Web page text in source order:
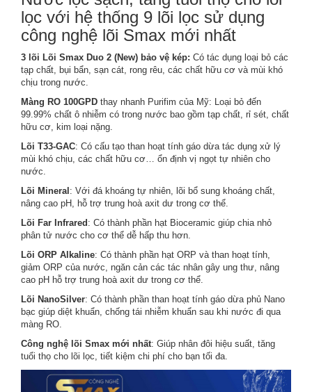
lọc với hệ thống 9 lõi lọc sử dụng
công nghệ lõi Smax mới nhất
3 lõi Lõi Smax Duo 2 (New) bảo vệ kép: Có tác dụng loại bỏ các
tạp chất, bụi bẩn, sạn cát, rong rêu, các chất hữu cơ và mùi khó
chịu trong nước.
Màng RO 100GPD thay nhanh Purifim của Mỹ: Loại bỏ đến
99.99% chất ô nhiễm có trong nước bao gồm tạp chất, rỉ sét, chất
hữu cơ, kim loại nặng.
Lõi T33-GAC: Có cấu tạo than hoạt tính gáo dừa tác dụng xử lý
mùi khó chịu, các chất hữu cơ… ổn định vị ngọt tự nhiên cho
nước.
Lõi Mineral : Với đá khoáng tự nhiên, lõi bổ sung khoáng chất,
nâng cao pH, hỗ trợ trung hoà axit dư trong cơ thể.
Lõi Far Infrared : Có thành phần hạt Bioceramic giúp chia nhỏ
phân tử nước cho cơ thể dễ hấp thu hơn.
Lõi ORP Alkaline: Có thành phần hạt ORP và than hoạt tính,
giảm ORP của nước, ngăn cản các tác nhân gây ung thư, nâng
cao pH hỗ trợ trung hoà axit dư trong cơ thể.
Lõi NanoSilver: Có thành phần than hoạt tính gáo dừa phủ Nano
bạc giúp diệt khuẩn, chống tái nhiễm khuẩn sau khi nước đi qua
màng RO.
Công nghệ lõi Smax mới nhất: Giúp nhân đôi hiệu suất, tăng
tuổi thọ cho lõi lọc, tiết kiệm chi phí cho bạn tối đa.